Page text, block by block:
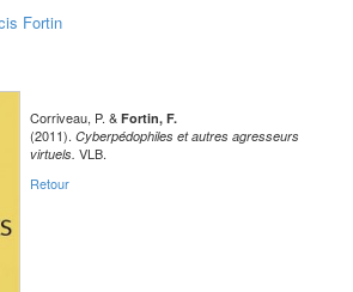
Fortin
Corriveau, P. & Fortin, F.
(2011). Cyberpédophiles et autres agresseurs
virtuels. VLB.
Retour